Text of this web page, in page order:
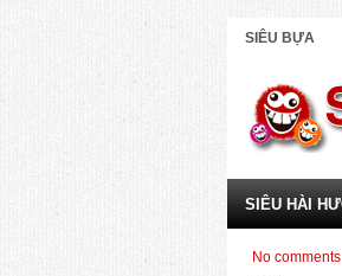
SIÊU BỰA
SIÊU HÀI
No comments